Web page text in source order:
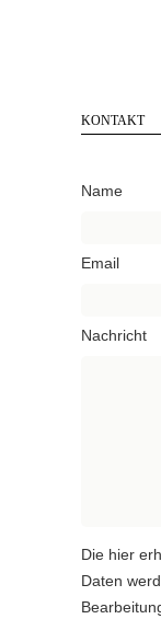
KONTAKT
Name
Email
Nachricht
Die hier
Daten